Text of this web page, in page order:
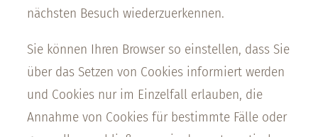
nächsten Besuch wiederzuerkennen.
Sie können Ihren Browser so einstellen, dass Sie
über das Setzen von Cookies informiert werden
und Cookies nur im Einzelfall erlauben, die
Annahme von Cookies für bestimmte Fälle oder